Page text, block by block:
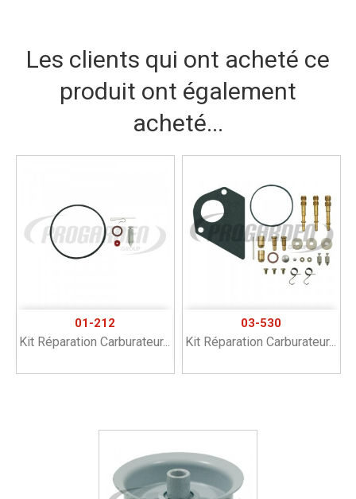
Les clients qui ont acheté ce
produit ont également
acheté...
01-212
Kit Réparation Carburateur...
03-530
Kit Réparation Carburateur...